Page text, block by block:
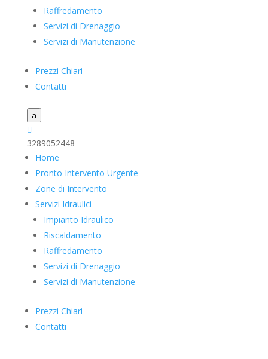
Raffredamento
Servizi di Drenaggio
Servizi di Manutenzione
Prezzi Chiari
Contatti
a

3289052448
Home
Pronto Intervento Urgente
Zone di Intervento
Servizi Idraulici
Impianto Idraulico
Riscaldamento
Raffredamento
Servizi di Drenaggio
Servizi di Manutenzione
Prezzi Chiari
Contatti